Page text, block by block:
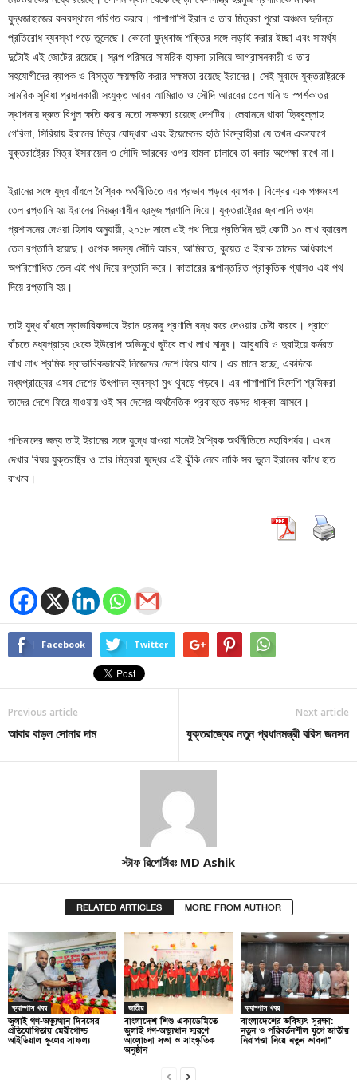
যুদ্ধজাহাজের কবরস্থানে পরিণত করবে। পাশাপাশি ইরান ও তার মিত্ররা পুরো অঞ্চলে দুর্দান্ত
প্রতিরোধ ব্যবস্থা গড়ে তুলেছে। কোনো যুদ্ধবাজ শক্তির সঙ্গে লড়াই করার ইচ্ছা এবং সামর্থ্য
দুটোই এই জোটের রয়েছে। স্বল্প পরিসরে সামরিক হামলা চালিয়ে আগ্রাসনকারী ও তার
সহযোগীদের ব্যাপক ও বিস্তৃত ক্ষয়ক্ষতি করার সক্ষমতা রয়েছে ইরানের। সেই সুবাদে যুক্তরাষ্ট্রকে
সামরিক সুবিধা প্রদানকারী সংযুক্ত আরব আমিরাত ও সৌদি আরবের তেল খনি ও স্পর্শকাতর
স্থাপনায় দ্রুত বিপুল ক্ষতি করার মতো সক্ষমতা রয়েছে দেশটির। লেবাননে থাকা হিজবুল্লাহ
গেরিলা, সিরিয়ায় ইরানের মিত্র যোদ্ধারা এবং ইয়েমেনের হুতি বিদ্রোহীরা যে তখন একযোগে
যুক্তরাষ্ট্রের মিত্র ইসরায়েল ও সৌদি আরবের ওপর হামলা চালাবে তা বলার অপেক্ষা রাখে না।
ইরানের সঙ্গে যুদ্ধ বাঁধলে বৈশ্বিক অর্থনীতিতে এর প্রভাব পড়বে ব্যাপক। বিশ্বের এক পঞ্চমাংশ
তেল রপ্তানি হয় ইরানের নিয়ন্ত্রণাধীন হরমুজ প্রণালি দিয়ে। যুক্তরাষ্ট্রের জ্বালানি তথ্য
প্রশাসনের দেওয়া হিসাব অনুযায়ী, ২০১৮ সালে এই পথ দিয়ে প্রতিদিন দুই কোটি ১০ লাখ ব্যারেল
তেল রপ্তানি হয়েছে। ওপেক সদস্য সৌদি আরব, আমিরাত, কুয়েত ও ইরাক তাদের অধিকাংশ
অপরিশোধিত তেল এই পথ দিয়ে রপ্তানি করে। কাতারের রূপান্তরিত প্রাকৃতিক গ্যাসও এই পথ
দিয়ে রপ্তানি হয়।
তাই যুদ্ধ বাঁধলে স্বাভাবিকভাবে ইরান হরমজু প্রণালি বন্ধ করে দেওয়ার চেষ্টা করবে। প্রাণে
বাঁচতে মধ্যপ্রাচ্য থেকে ইউরোপ অভিমুখে ছুটবে লাখ লাখ মানুষ। আবুধাবি ও দুবাইয়ে কর্মরত
লাখ লাখ শ্রমিক স্বাভাবিকভাবেই নিজেদের দেশে ফিরে যাবে। এর মানে হচ্ছে, একদিকে
মধ্যপ্রাচ্যের এসব দেশের উৎপাদন ব্যবস্থা মুখ থুবড়ে পড়বে। এর পাশাপাশি ‍বিদেশি শ্রমিকরা
তাদের দেশে ফিরে যাওয়ায় ওই সব দেশের অর্থনৈতিক প্রবাহতে বড়সর ধাক্কা আসবে।
পশ্চিমাদের জন্য তাই ইরানের সঙ্গে যুদ্ধে যাওয়া মানেই বৈশ্বিক অর্থনীতিতে মহাবিপর্যয়। এখন
দেখার বিষয় যুক্তরাষ্ট্র ও তার মিত্ররা যুদ্ধের এই ঝুঁকি নেবে নাকি সব ভুলে ইরানের কাঁধে হাত
রাখবে।
Facebook Twitter
Previous article
আবার বাড়ল সোনার দাম
Next article
যুক্তরাজ্যের নতুন প্রধানমন্ত্রী বরিস জনসন
স্টাফ রিপোর্টারঃ MD Ashik
RELATED ARTICLES MORE FROM AUTHOR
ক্যাম্পাস খবর
জুলাই গণ-অভ্যুত্থান দিবসের
প্রতিযোগিতায় মেরীগোল্ড
আইডিয়াল স্কুলের সাফল্য
জাতীয়
বাংলাদেশ শিশু একাডেমিতে
জুলাই গণ-অভ্যুত্থান স্মরণে
আলোচনা সভা ও সাংস্কৃতিক
অনুষ্ঠান
ক্যাম্পাস খবর
বাংলাদেশের ভবিষ্যৎ সুরক্ষা:
নতুন ও পরিবর্তনশীল যুগে জাতীয়
নিরাপত্তা নিয়ে নতুন ভাবনা”